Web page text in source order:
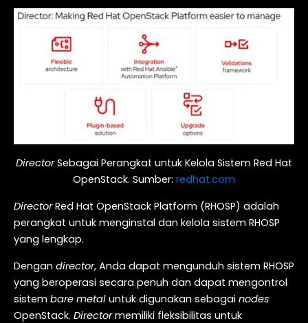
DirectorSebagai Perangkat untuk Kelola Sistem Red Hat
OpenStack. Sumber: redhat.com
DirectorRed Hat OpenStack Platform (RHOSP) adalah
perangkat untuk menginstal dan kelola sistem RHOSP
yang lengkap.
Dengan director, Anda dapat mengunduh sistem RHOSP
yang beroperasi secara penuh dan dapat mengontrol
sistem bare metal untuk digunakan sebagai nodes
OpenStack. Directormemiliki fleksibilitas untuk